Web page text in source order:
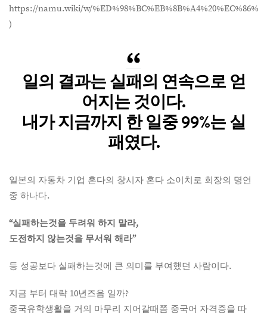
https://namu.wiki/w/
)
일의 결과는 실패의 연속으로 얻
어지는 것이다.
내가 지금까지 한 일중 99%는 실
패였다.
일본의 자동차 기업 혼다의 창시자 혼다 소이치로 회장의 명언
중 하나다.
“실패하는것을 두려워 하지 말라,
도전하지 않는것을 무서워 해라”
등 성공보다 실패하는것에 큰 의미를 부여했던 사람이다.
지금 부터 대략 10년즈음 일까?
중국유학생활을 거의 마무리 지어갈때쯤 중국어 자격증을 따